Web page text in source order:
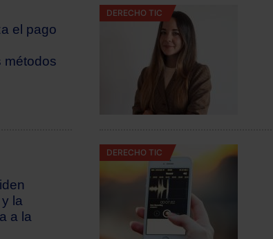
el pago
métodos
DERECHO TIC
la
a la
DERECHO TIC